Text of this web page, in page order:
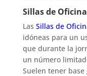
Sillas de
Las Sillas de
idóneas para un
que durante la
un número
Suelen tener